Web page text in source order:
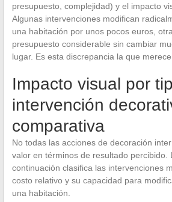
presupuesto, complejidad) y el impacto
Algunas intervenciones modifican
una habitación por unos pocos euros,
presupuesto considerable sin cambiar
lugar. Es esta discrepancia la que
Impacto visual por
intervención
comparativa
No todas las acciones de decoración
valor en términos de resultado percibido.
continuación clasifica las intervenciones
costo relativo y su capacidad para
una habitación.